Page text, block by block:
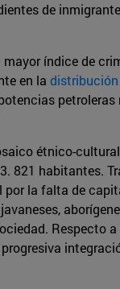
de
índice de
en la
étnico-
821 habitantes.
la falta de
Respecto